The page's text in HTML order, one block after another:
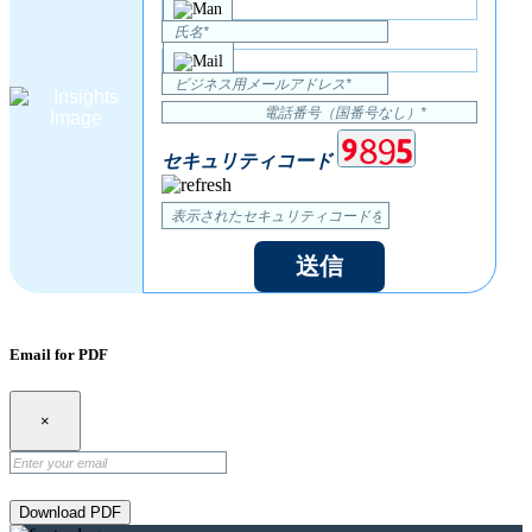
セキュリティコード
送信
Email for PDF
×
Download PDF